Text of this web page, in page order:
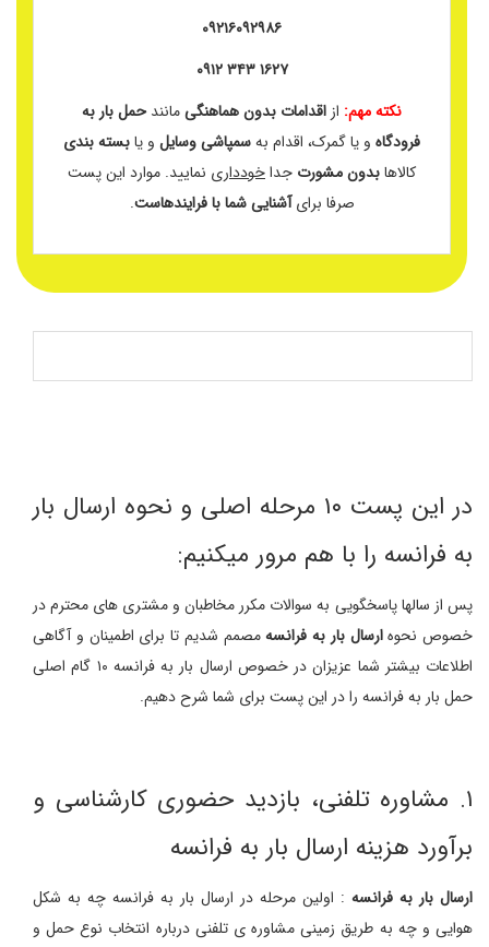
۰۹۲۱۶۰۹۲۹۸۶
۱۶۲۷ ۳۴۳ ۰۹۱۲
نکته مهم: از اقدامات بدون هماهنگیمانندحمل بار به
فرودگاه و یا گمرک، اقدام بهسمپاشی وسایل و یابسته بندی
کالاهابدون مشورت جداخودداری نمایید. موارد این پست
صرفا برایآشنایی شما با فرایندهاست.
در این پست ۱۰ مرحله اصلی و نحوه ارسال بار
به فرانسه را با هم مرور میکنیم:
پس از سالها پاسخگویی به سوالات مکرر مخاطبان و مشتری های محترم در
خصوص نحوهارسال بار به فرانسهمصمم شدیم تا برای اطمینان و آگاهی
اطلاعات بیشتر شما عزیزان در خصوص ارسال بار به فرانسه ۱۰ گام اصلی
حمل بار به فرانسه را در این پست برای شما شرح دهیم.
۱. مشاوره تلفنی، بازدید حضوری کارشناسی و
برآورد هزینه ارسال بار به فرانسه
ارسال بار به فرانسه : اولین مرحله در ارسال بار به فرانسه چه به شکل
هوایی و چه به طریق زمینی مشاوره ی تلفنی درباره انتخاب نوع حمل و